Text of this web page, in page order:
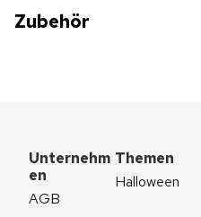
Zubehör
Unternehm
en
AGB
Themen
Halloween